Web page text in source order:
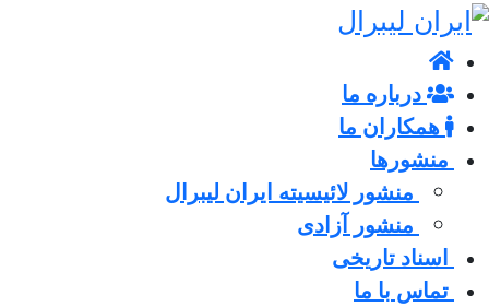
درباره ما
همکاران ما
منشورها
منشور لائیسیته ایران لیبرال
منشور آزادی
اسناد تاریخی
تماس با ما